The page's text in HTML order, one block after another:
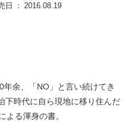
日
2016.08.19
余、「NO」と言い続けてき
下時代に自ら現地に移り住んだ
よる渾身の書。